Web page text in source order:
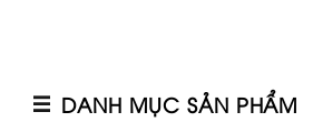
DANH MỤC SẢN PHẨM